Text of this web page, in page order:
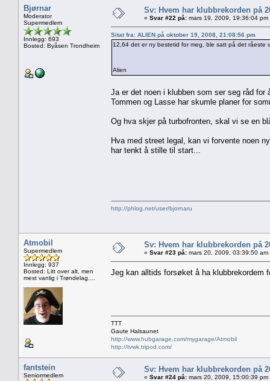
Bjørnar
Moderator
Supermedlem
Innlegg: 693
Bosted: Byåsen Trondheim
Sv: Hvem har klubbrekorden på
« Svar #22 på: mars 19, 2009, 19:36:04 pm
Sitat fra: ALIEN på oktober 19, 2008, 21:08:56 pm
12,64 det er ny bestetid for meg, ble satt på det råeste
Alien
Ja er det noen i klubben som ser seg råd
Tommen og Lasse har skumle planer for
Og hva skjer på turbofronten, skal vi se en
Hva med street legal, kan vi forvente noen
har tenkt å stille til start...
http://phlog.net/user/bjornaru
Atmobil
Supermedlem
Innlegg: 937
Bosted: Litt over alt, men
mest vanlig i Trøndelag....
Sv: Hvem har klubbrekorden på
« Svar #23 på: mars 20, 2009, 03:39:50 am
Jeg kan alltids forsøket å ha
TTT
Gaute Halsaunet
http://www.hubgarage.com/mygarage/Atmobil
http://tvwk.tripod.com/
fantstein
Seniormedlem
Sv: Hvem har klubbrekorden på
« Svar #24 på: mars 20, 2009, 15:00:39 pm